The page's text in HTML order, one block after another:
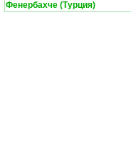
Фенербахче (Турция)